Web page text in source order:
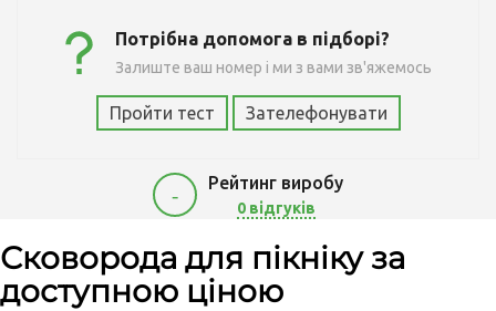
Потрібна допомога в підборі?
Залиште ваш номер і ми з вами зв'яжемось
Пройти тест Зателефонувати
-
Рейтинг виробу
0 відгуків
640
Сковорода для пікніку за
доступною ціною